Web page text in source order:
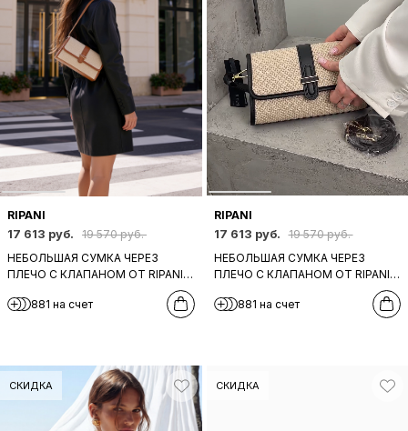
RIPANI
17 613 руб.
19 570 руб.
НЕБОЛЬШАЯ СУМКА ЧЕРЕЗ
ПЛЕЧО С КЛАПАНОМ ОТ RIPANI
РЫЖЕГО ЦВЕТА
881 на счет
RIPANI
17 613 руб.
19 570 руб.
НЕБОЛЬШАЯ СУМКА ЧЕРЕЗ
ПЛЕЧО С КЛАПАНОМ ОТ RIPANI
ЧЕРНОГО ЦВЕТА
881 на счет
СКИДКА СКИДКА